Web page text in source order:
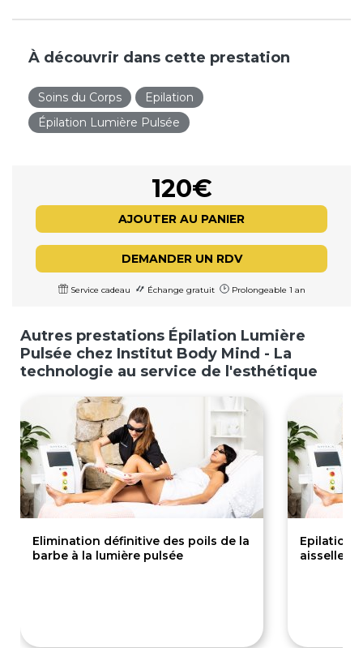
À découvrir dans cette prestation
Soins du Corps
Epilation
Épilation Lumière Pulsée
120€
AJOUTER AU PANIER
DEMANDER UN RDV
Service cadeau Échange gratuit Prolongeable 1 an
Autres prestations Épilation Lumière
Pulsée chez Institut Body Mind - La
technologie au service de l'esthétique
Elimination définitive des poils de la
barbe à la lumière pulsée
Epilation
aisselles -